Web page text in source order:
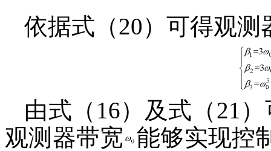
依据式（20）可得观测
由式（16）及式（21
观测器带宽 能够实现控